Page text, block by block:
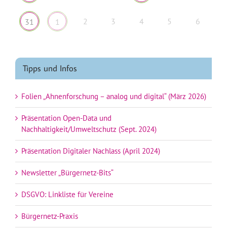
31 1 2 3 4 5 6
Tipps und Infos
Folien „Ahnenforschung – analog und digital“ (März 2026)
Präsentation Open-Data und
Nachhaltigkeit/Umweltschutz (Sept. 2024)
Präsentation Digitaler Nachlass (April 2024)
Newsletter „Bürgernetz-Bits“
DSGVO: Linkliste für Vereine
Bürgernetz-Praxis